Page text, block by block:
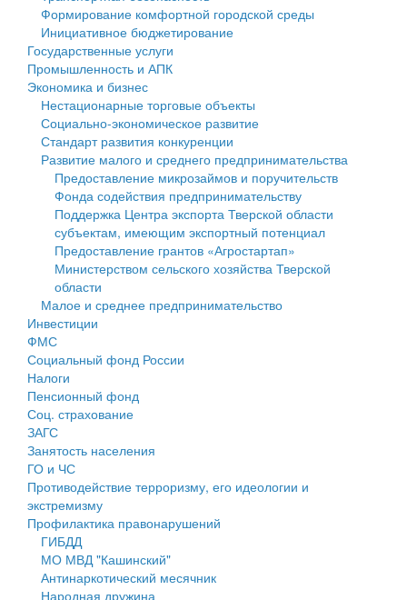
Государственные услуги
Промышленность и АПК
Экономика и бизнес
Символика
Устав
Гостям округа
Туризм
Культура
Образование
Здравоохранение
Социальная защита
Фотоальбом
муниципального округа Тверской области
Администрация Кашинского муниципального округа
Тверской области
Управление сельскими территориями
Открытые данные
Работа с обращениями граждан
Муниципальный контроль
Муниципальные услуги
Проекты административных регламентов
Антимонопольный комплаенс
Противодействие коррупции
Финансовое управление
Бюджет для граждан
Имущество
Выявление правообладателей ранее учтенных
объектов недвижимости
Имущественная поддержка субъектов малого и
среднего предпринимательства
Информационная поддержка субъектов малого и
среднего предпринимательства
Муниципальные программы
Контрольно-счетная палата
Персональные данные
Оценка регулирующего воздействия
Деятельность МУ
Нормативы градостроительного проектирования
Правила землепользования и застройки
Формирование комфортной городской среды
Инициативное бюджетирование
Государственные услуги
Промышленность и АПК
Экономика и бизнес
Нестационарные торговые объекты
Социально-экономическое развитие
Стандарт развития конкуренции
Развитие малого и среднего предпринимательства
Предоставление микрозаймов и поручительств
Фонда содействия предпринимательству
Поддержка Центра экспорта Тверской области
субъектам, имеющим экспортный потенциал
Предоставление грантов «Агростартап»
Министерством сельского хозяйства Тверской
области
Малое и среднее предпринимательство
Инвестиции
ФМС
Социальный фонд России
Налоги
Пенсионный фонд
Соц. страхование
ЗАГС
Занятость населения
ГО и ЧС
Противодействие терроризму, его идеологии и
экстремизму
Профилактика правонарушений
ГИБДД
МО МВД "Кашинский"
Антинаркотический месячник
Народная дружина